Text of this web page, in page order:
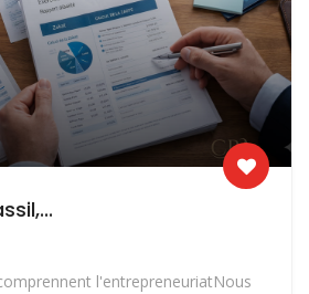
l'entrepreneuriatNous